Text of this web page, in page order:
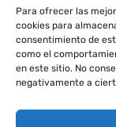
Para ofrecer las
cookies para
consentimiento de
como el
en este sitio. No
negativamente a
en etapas
Si deseas más
haz click en